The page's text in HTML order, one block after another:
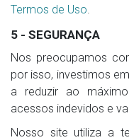
Termos de Uso.
5 - SEGURANÇA
Nos preocupamos
por isso, investimos
a reduzir ao
acessos indevidos e
Nosso site utiliza a